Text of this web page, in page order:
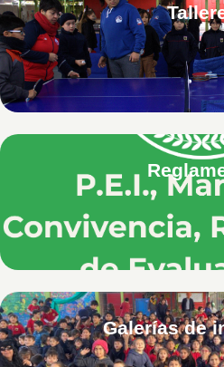
Galerías de